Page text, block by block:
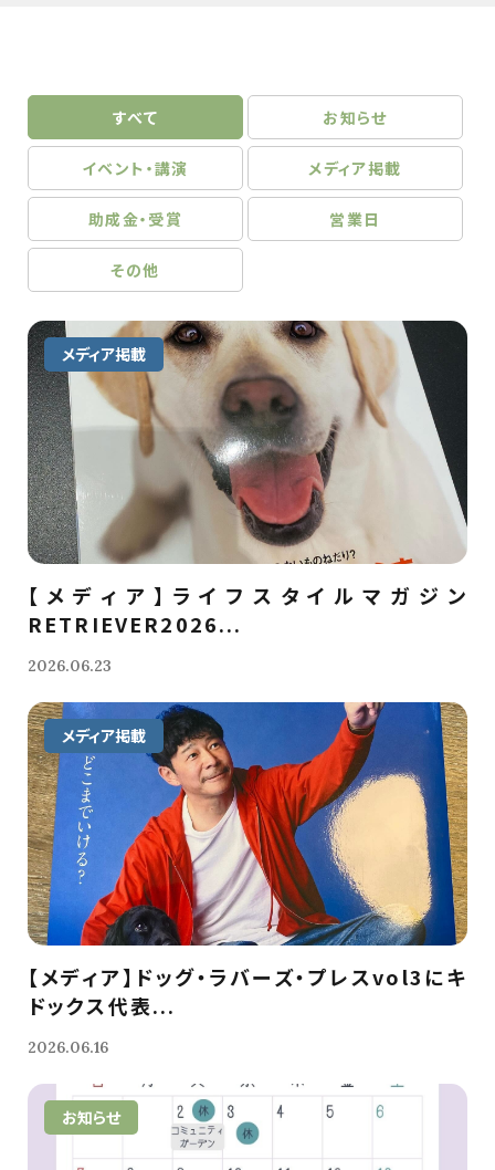
すべて お知らせ
イベント・講演 メディア掲載
助成金・受賞 営業日
その他
メディア掲載
【メディア】ライフスタイルマガジン
RETRIEVER2026...
2026.06.23
メディア掲載
【メディア】ドッグ・ラバーズ・プレスvol3にキ
ドックス代表...
2026.06.16
お知らせ